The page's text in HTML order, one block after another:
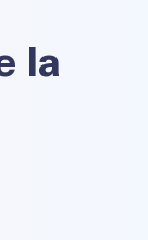
la